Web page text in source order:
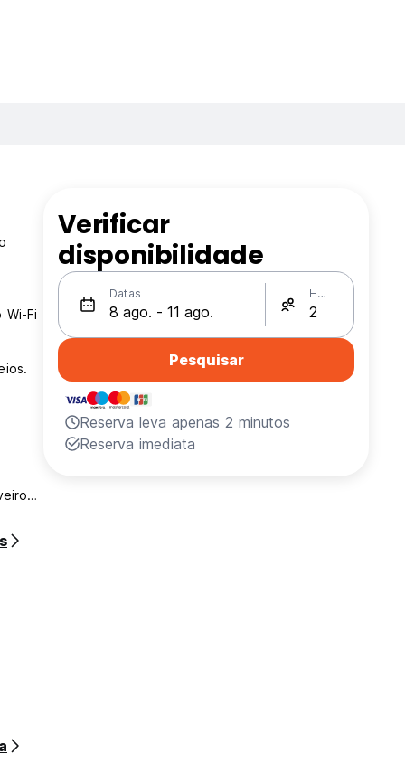
Wi-Fi
Verificar
disponibilidade
Datas Hóspedes
Pesquisar
Reserva leva apenas 2 minutos
Reserva imediata